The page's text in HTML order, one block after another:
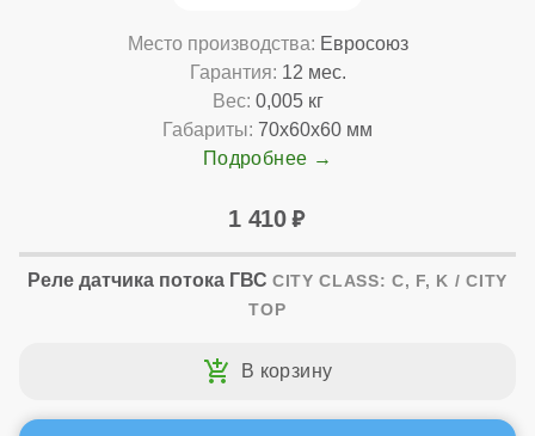
Место производства: Евросоюз
Гарантия: 12 мес.
Вес: 0,005 кг
Габариты: 70x60x60 мм
Подробнее
1 410
Реле датчика потока ГВС CITY CLASS: C, F, K / CITY
TOP